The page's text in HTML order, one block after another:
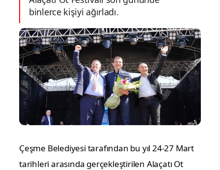
binlerce kişiyi ağırladı.
Çeşme Belediyesi tarafından bu yıl 24-27 Mart
tarihleri arasında gerçekleştirilen Alaçatı Ot